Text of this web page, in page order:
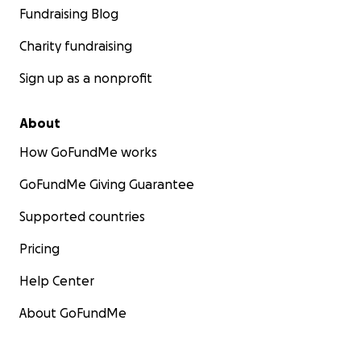
Fundraising Blog
Charity fundraising
Sign up as a nonprofit
About
How GoFundMe works
GoFundMe Giving Guarantee
Supported countries
Pricing
Help Center
About GoFundMe